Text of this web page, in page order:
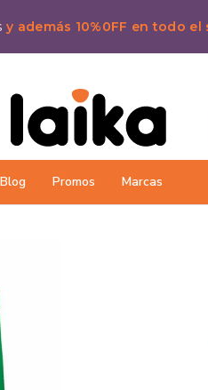
y además 10%0FF en todo el
Blog Promos Marcas